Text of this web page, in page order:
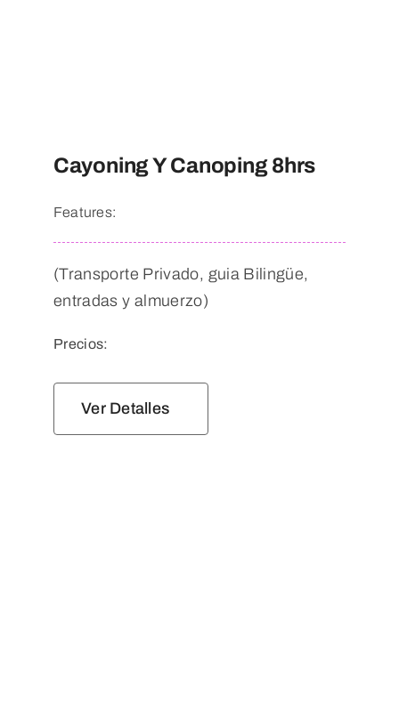
Cayoning Y Canoping 8hrs
Features:
(Transporte Privado, guia Bilingüe,
entradas y almuerzo)
Precios:
Ver Detalles